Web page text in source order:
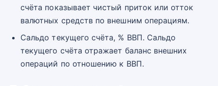
счёта показывает чистый приток или отток
валютных средств по внешним операциям.
Сальдо текущего счёта, % ВВП. Сальдо
текущего счёта отражает баланс внешних
операций по отношению к ВВП.